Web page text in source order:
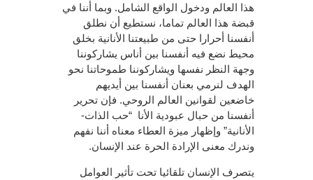
هذا العالم ودخول الواقع الشامل. وبما أننا في
قبضة هذا العالم تماما، نستطيع أن نطلق
أنفسنا أحرارا حتى من طبيعتنا الأنانية بخلق
محيط نضع فيه أنفسنا بين أناس يشاركوننا
وجهة النظر نفسها ويشاركوننا طموحاتنا نحو
الهدف لنرمي بعنان أنفسنا بين أيديهم
خاضعين لقوانين العالم الروحي. فإن تحرير
أنفسنا من حبال عبودية الأنا “حب الذات-
الأنانية” وإظهار ميزة العطاء معناه أننا نفهم
وندرك معنى الإرادة الحرة عند الإنسان.
يتصرف الإنسان تلقائيا تحت تأثير العوامل